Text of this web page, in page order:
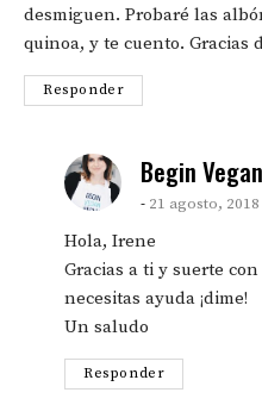
desmiguen. Probaré las
quinoa, y te cuento. Gracias
Responder
Begin
21 agosto,
Hola, Irene
Gracias a ti y suerte
necesitas ayuda ¡dime!
Un saludo
Responder